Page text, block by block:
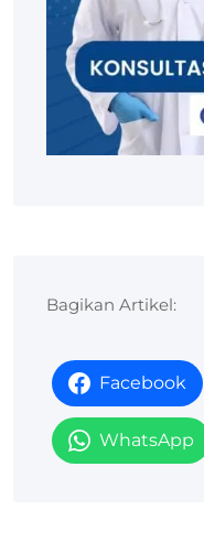
Bagikan Artikel:
Facebook
WhatsApp